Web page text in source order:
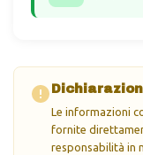
Le informazioni
fornite
responsabilità in